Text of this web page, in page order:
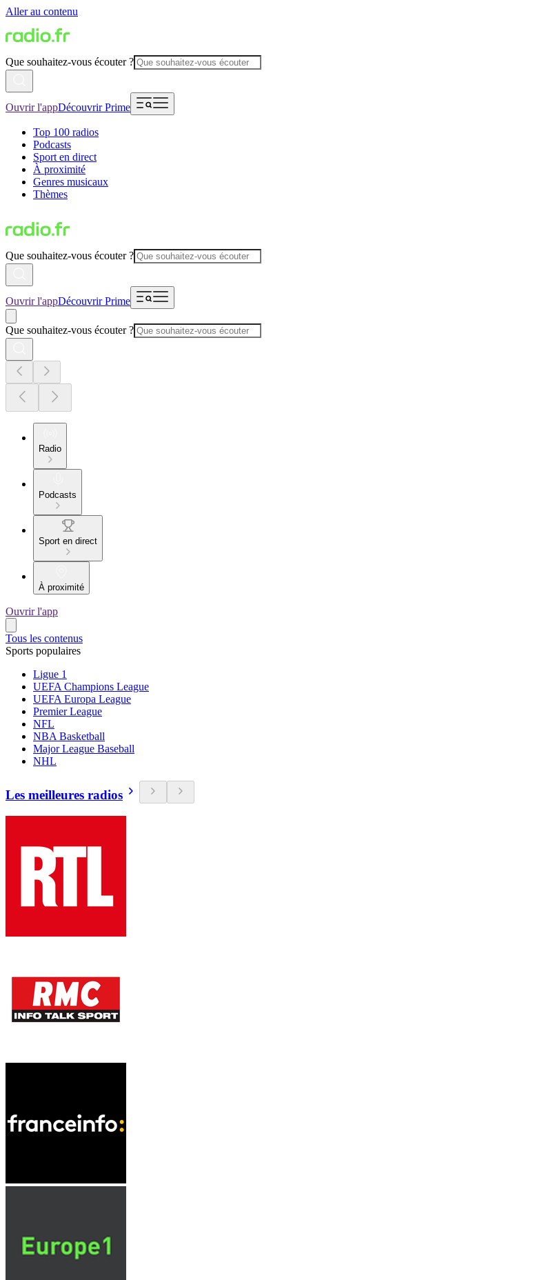
Aller au contenu
Que souhaitez-vous écouter ?
Ouvrir l'appDécouvrir Prime
Top 100 radios
Podcasts
Sport en direct
À proximité
Genres musicaux
Thèmes
Que souhaitez-vous écouter ?
Ouvrir l'appDécouvrir Prime
Que souhaitez-vous écouter ?
Radio
Podcasts
Sport en direct
À proximité
Ouvrir l'app
Tous les contenus
Sports populaires
Ligue 1
UEFA Champions League
UEFA Europa League
Premier League
NFL
NBA Basketball
Major League Baseball
NHL
Les meilleures radios